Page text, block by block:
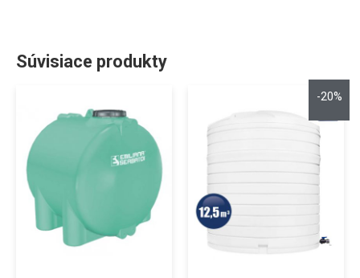
Súvisiace produkty
-20%